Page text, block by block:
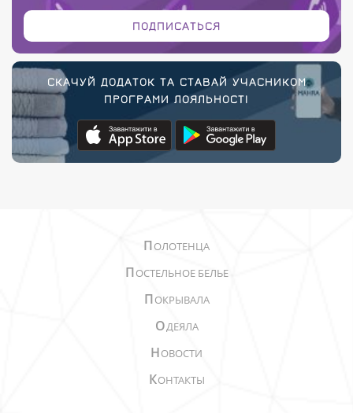
ПОДПИСАТЬСЯ
СКАЧУЙ ДОДАТОК ТА СТАВАЙ УЧАСНИКОМ
ПРОГРАМИ ЛОЯЛЬНОСТІ
ПОЛОТЕНЦА
ПОСТЕЛЬНОЕ БЕЛЬЕ
ПОКРЫВАЛА
ОДЕЯЛА
НОВОСТИ
КОНТАКТЫ